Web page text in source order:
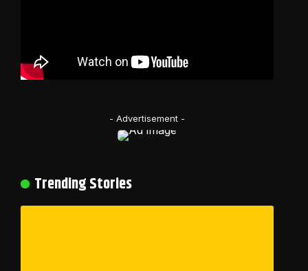
- Advertisement -
Trending Stories